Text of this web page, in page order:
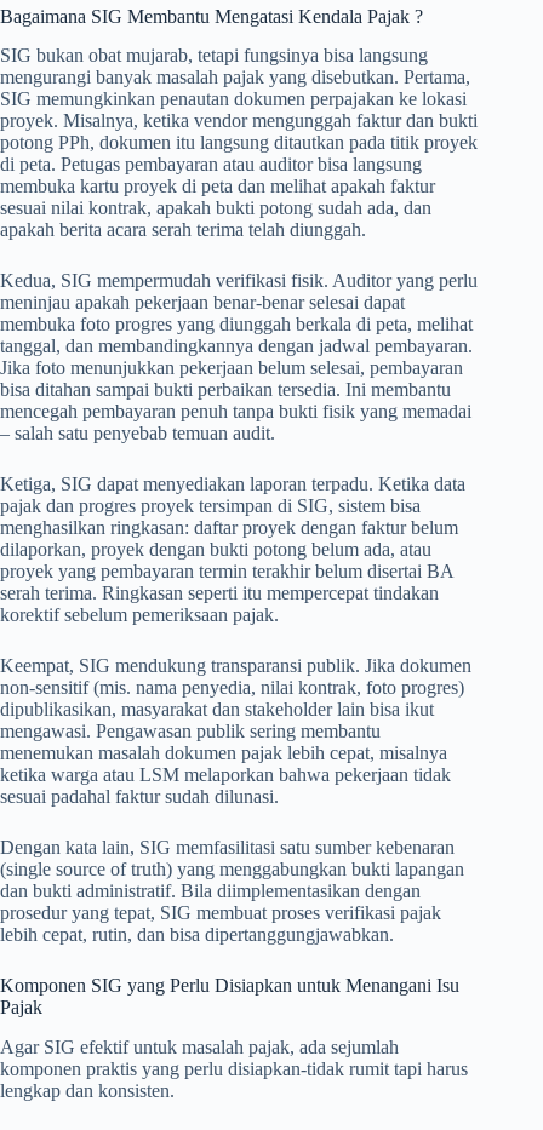
Bagaimana SIG Membantu Mengatasi Kendala Pajak ?
SIG bukan obat mujarab, tetapi fungsinya bisa langsung
mengurangi banyak masalah pajak yang disebutkan. Pertama,
SIG memungkinkan penautan dokumen perpajakan ke lokasi
proyek. Misalnya, ketika vendor mengunggah faktur dan bukti
potong PPh, dokumen itu langsung ditautkan pada titik proyek
di peta. Petugas pembayaran atau auditor bisa langsung
membuka kartu proyek di peta dan melihat apakah faktur
sesuai nilai kontrak, apakah bukti potong sudah ada, dan
apakah berita acara serah terima telah diunggah.
Kedua, SIG mempermudah verifikasi fisik. Auditor yang perlu
meninjau apakah pekerjaan benar-benar selesai dapat
membuka foto progres yang diunggah berkala di peta, melihat
tanggal, dan membandingkannya dengan jadwal pembayaran.
Jika foto menunjukkan pekerjaan belum selesai, pembayaran
bisa ditahan sampai bukti perbaikan tersedia. Ini membantu
mencegah pembayaran penuh tanpa bukti fisik yang memadai
– salah satu penyebab temuan audit.
Ketiga, SIG dapat menyediakan laporan terpadu. Ketika data
pajak dan progres proyek tersimpan di SIG, sistem bisa
menghasilkan ringkasan: daftar proyek dengan faktur belum
dilaporkan, proyek dengan bukti potong belum ada, atau
proyek yang pembayaran termin terakhir belum disertai BA
serah terima. Ringkasan seperti itu mempercepat tindakan
korektif sebelum pemeriksaan pajak.
Keempat, SIG mendukung transparansi publik. Jika dokumen
non-sensitif (mis. nama penyedia, nilai kontrak, foto progres)
dipublikasikan, masyarakat dan stakeholder lain bisa ikut
mengawasi. Pengawasan publik sering membantu
menemukan masalah dokumen pajak lebih cepat, misalnya
ketika warga atau LSM melaporkan bahwa pekerjaan tidak
sesuai padahal faktur sudah dilunasi.
Dengan kata lain, SIG memfasilitasi satu sumber kebenaran
(single source of truth) yang menggabungkan bukti lapangan
dan bukti administratif. Bila diimplementasikan dengan
prosedur yang tepat, SIG membuat proses verifikasi pajak
lebih cepat, rutin, dan bisa dipertanggungjawabkan.
Komponen SIG yang Perlu Disiapkan untuk Menangani Isu
Pajak
Agar SIG efektif untuk masalah pajak, ada sejumlah
komponen praktis yang perlu disiapkan-tidak rumit tapi harus
lengkap dan konsisten.